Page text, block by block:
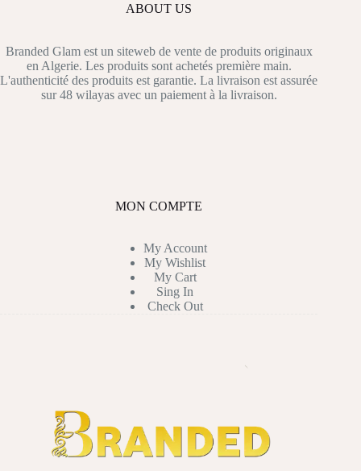
ABOUT US
Branded Glam est un siteweb de vente de produits originaux
en Algerie. Les produits sont achetés première main.
L'authenticité des produits est garantie. La livraison est assurée
sur 48 wilayas avec un paiement à la livraison.
MON COMPTE
My Account
My Wishlist
My Cart
Sing In
Check Out